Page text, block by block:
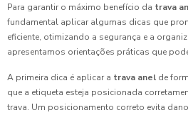
Para garantir o máximo benefício da trava
fundamental aplicar algumas dicas que
eficiente, otimizando a segurança e a
apresentamos orientações práticas que
A primeira dica é aplicar a trava anel de
que a etiqueta esteja posicionada
trava. Um posicionamento correto evita